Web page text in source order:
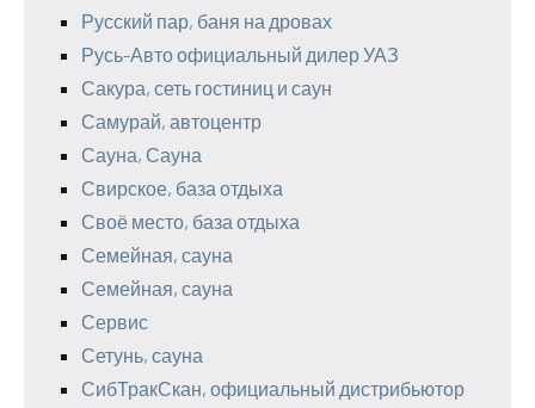
Русский пар, баня на дровах
Русь-Авто официальный дилер УАЗ
Сакура, сеть гостиниц и саун
Самурай, автоцентр
Сауна, Сауна
Свирское, база отдыха
Своё место, база отдыха
Семейная, сауна
Семейная, сауна
Сервис
Сетунь, сауна
СибТракСкан, официальный дистрибьютор